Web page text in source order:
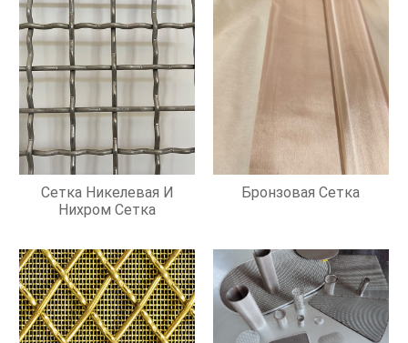
Сетка Никелевая И
Нихром Сетка
Бронзовая Сетка